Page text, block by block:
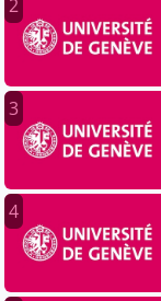
2
3
4